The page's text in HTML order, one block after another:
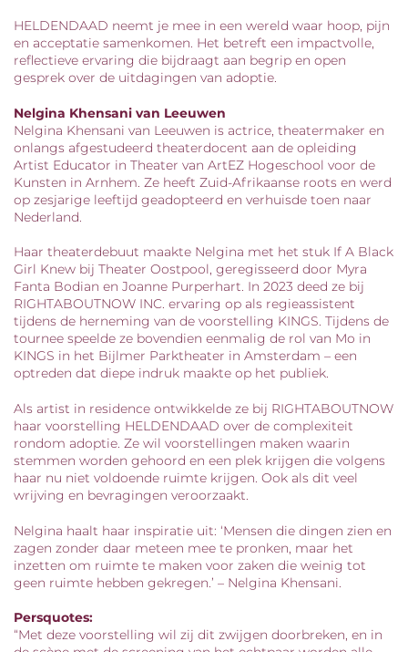
HELDENDAAD neemt je mee in een wereld waar hoop, pijn
en acceptatie samenkomen. Het betreft een impactvolle,
reflectieve ervaring die bijdraagt aan begrip en open
gesprek over de uitdagingen van adoptie.
Nelgina Khensani van Leeuwen
Nelgina Khensani van Leeuwen is actrice, theatermaker en
onlangs afgestudeerd theaterdocent aan de opleiding
Artist Educator in Theater van ArtEZ Hogeschool voor de
Kunsten in Arnhem. Ze heeft Zuid-Afrikaanse roots en werd
op zesjarige leeftijd geadopteerd en verhuisde toen naar
Nederland.
Haar theaterdebuut maakte Nelgina met het stuk If A Black
Girl Knew bij Theater Oostpool, geregisseerd door Myra
Fanta Bodian en Joanne Purperhart. In 2023 deed ze bij
RIGHTABOUTNOW INC. ervaring op als regieassistent
tijdens de herneming van de voorstelling KINGS. Tijdens de
tournee speelde ze bovendien eenmalig de rol van Mo in
KINGS in het Bijlmer Parktheater in Amsterdam – een
optreden dat diepe indruk maakte op het publiek.
Als artist in residence ontwikkelde ze bij RIGHTABOUTNOW
haar voorstelling HELDENDAAD over de complexiteit
rondom adoptie. Ze wil voorstellingen maken waarin
stemmen worden gehoord en een plek krijgen die volgens
haar nu niet voldoende ruimte krijgen. Ook als dit veel
wrijving en bevragingen veroorzaakt.
Nelgina haalt haar inspiratie uit: ‘Mensen die dingen zien en
zagen zonder daar meteen mee te pronken, maar het
inzetten om ruimte te maken voor zaken die weinig tot
geen ruimte hebben gekregen.’ – Nelgina Khensani.
Persquotes:
“Met deze voorstelling wil zij dit zwijgen doorbreken, en in